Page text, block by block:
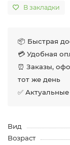
В закладки
📦 Быстрая
💳 Удобная
⏰ Заказы,
тот же день
✅
Вид
Возраст